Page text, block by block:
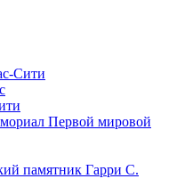
Сити
Первой мировой
памятник Гарри С.